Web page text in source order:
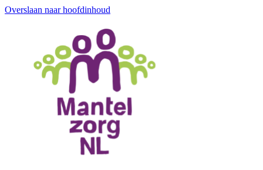
Overslaan naar hoofdinhoud